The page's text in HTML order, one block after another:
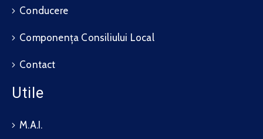
Conducere
Componența Consiliului Local
Contact
Utile
M.A.I.